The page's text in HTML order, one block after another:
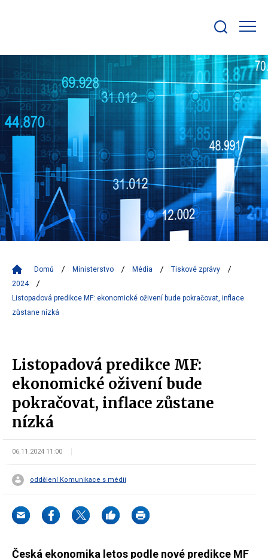
bar
Domů Ministerstvo Média
Tiskové zprávy
2024
Listopadová predikce MF: ekonomické oživení bude pokračovat, inflace
zůstane nízká
Listopadová predikce MF:
ekonomické oživení bude
pokračovat, inflace zůstane
nízká
06.11.2024 11:00
oddělení Komunikace s médii
Česká ekonomika letos podle nové predikce MF